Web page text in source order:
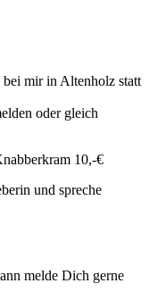
mir in Altenholz statt
oder gleich
10,-€
und spreche
melde Dich gerne